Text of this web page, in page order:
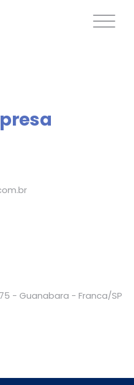
- Guanabara - Franca/SP